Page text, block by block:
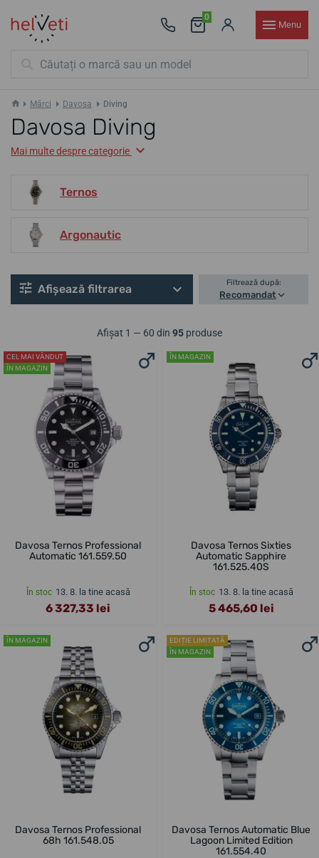
0
Menu
Mărci Davosa Diving
Davosa Diving
Mai multe despre categorie
Ternos
Argonautic
Afișează filtrarea Filtrează după:
Recomandat
Afișat 1 — 60 din 95 produse
CEL MAI VÂNDUT
ÎN MAGAZIN
Davosa Ternos Professional
Automatic 161.559.50
În stoc 13. 8. la tine acasă
6 327,33 lei
ÎN MAGAZIN
Davosa Ternos Sixties
Automatic Sapphire
161.525.40S
În stoc 13. 8. la tine acasă
5 465,60 lei
ÎN MAGAZIN
Davosa Ternos Professional
68h 161.548.05
EDIȚIE LIMITATĂ
ÎN MAGAZIN
Davosa Ternos Automatic Blue
Lagoon Limited Edition
161.554.40